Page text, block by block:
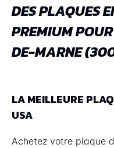
DES PLAQUES
PREMIUM
DE-MARNE
LA MEILLEURE
USA
Achetez votre plaque